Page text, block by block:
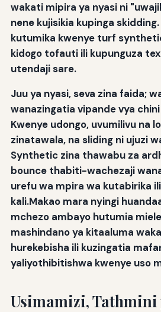
wakati mipira ya nyasi ni
nene kujisikia kupinga
kutumika kwenye turf
kidogo tofauti ili kupunguza
utendaji sare.
Juu ya nyasi, seva zina faida;
wanazingatia vipande vya
Kwenye udongo, uvumilivu na
zinatawala, na sliding ni ujuzi
Synthetic zina thawabu za
bounce thabiti-wachezaji
urefu wa mpira wa kutabirika
kali.Makao mara nyingi
mchezo ambayo hutumia
mashindano ya kitaaluma
hurekebisha ili kuzingatia
yaliyothibitishwa kwenye uso
Usimamizi, Tathmini